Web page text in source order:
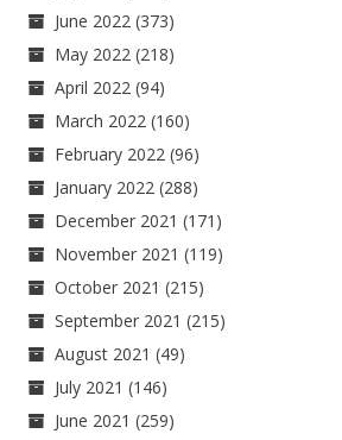
June 2022 (373)
May 2022 (218)
April 2022 (94)
March 2022 (160)
February 2022 (96)
January 2022 (288)
December 2021 (171)
November 2021 (119)
October 2021 (215)
September 2021 (215)
August 2021 (49)
July 2021 (146)
June 2021 (259)